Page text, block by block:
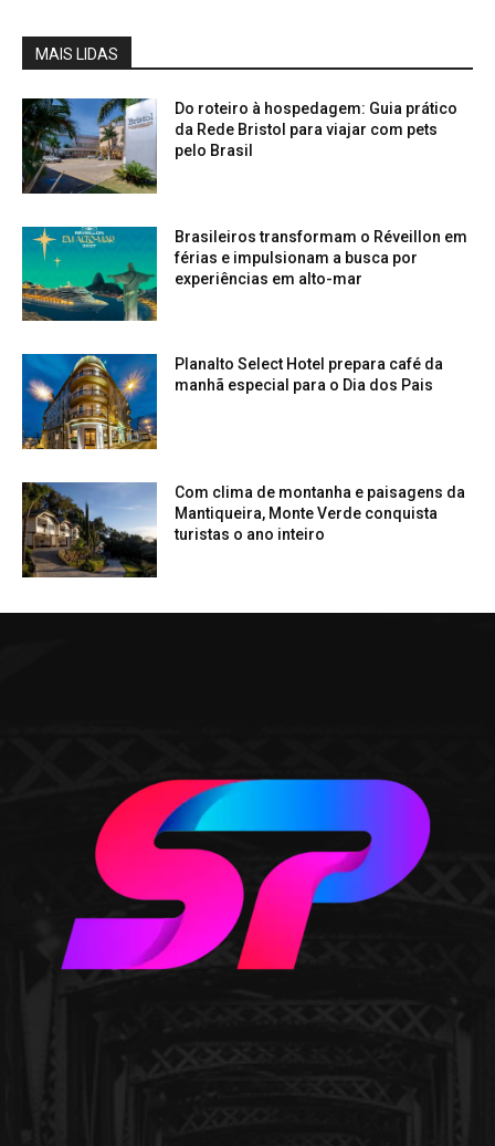
MAIS LIDAS
Do roteiro à hospedagem: Guia prático
da Rede Bristol para viajar com pets
pelo Brasil
Brasileiros transformam o Réveillon em
férias e impulsionam a busca por
experiências em alto-mar
Planalto Select Hotel prepara café da
manhã especial para o Dia dos Pais
Com clima de montanha e paisagens da
Mantiqueira, Monte Verde conquista
turistas o ano inteiro